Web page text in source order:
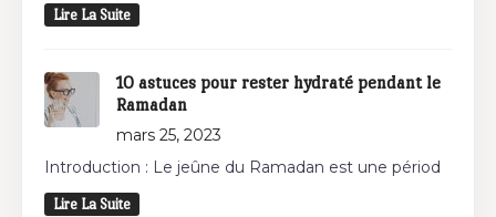
Lire La Suite
10 astuces pour rester hydraté pendant le
Ramadan
mars 25, 2023
Introduction : Le jeûne du Ramadan est une périod
Lire La Suite